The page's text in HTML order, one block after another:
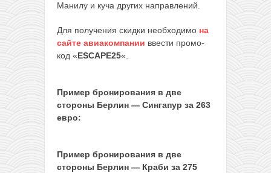
Манилу и куча других направлений.
Для получения скидки необходимо на
сайте авиакомпании ввести промо-
код «ESCAPE25«.
Пример бронирования в две
стороны Берлин — Сингапур за 263
евро:
Пример бронирования в две
стороны Берлин — Краби за 275